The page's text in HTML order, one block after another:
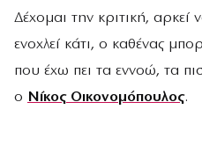
Δέχομαι την κριτική,
ενοχλεί κάτι, ο καθένας
που έχω πει τα εννοώ, τα
ο Νίκος Οικονομόπουλος.